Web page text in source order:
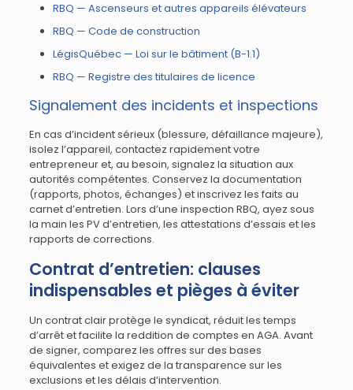
RBQ — Ascenseurs et autres appareils élévateurs
RBQ — Code de construction
LégisQuébec — Loi sur le bâtiment (B-1.1)
RBQ — Registre des titulaires de licence
Signalement des incidents et inspections
En cas d’incident sérieux (blessure, défaillance majeure),
isolez l’appareil, contactez rapidement votre
entrepreneur et, au besoin, signalez la situation aux
autorités compétentes. Conservez la documentation
(rapports, photos, échanges) et inscrivez les faits au
carnet d’entretien. Lors d’une inspection RBQ, ayez sous
la main les PV d’entretien, les attestations d’essais et les
rapports de corrections.
Contrat d’entretien: clauses
indispensables et pièges à éviter
Un contrat clair protège le syndicat, réduit les temps
d’arrêt et facilite la reddition de comptes en AGA. Avant
de signer, comparez les offres sur des bases
équivalentes et exigez de la transparence sur les
exclusions et les délais d’intervention.